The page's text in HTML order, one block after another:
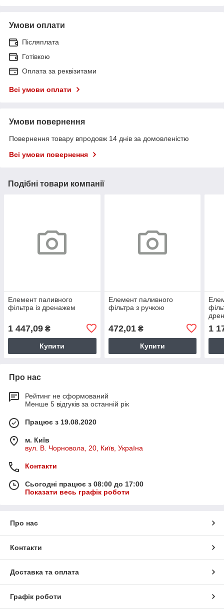
Умови оплати
Післяплата
Готівкою
Оплата за реквізитами
Всі умови оплати
Умови повернення
Повернення товару впродовж 14 днів за домовленістю
Всі умови повернення
Подібні товари компанії
Елемент паливного
фільтра із дренажем
1 447,09 ₴
Купити
Елемент паливного
фільтра з ручкою
472,01₴
Купити
1
Про нас
Рейтинг не сформований
Менше 5 відгуків за останній рік
Працює з 19.08.2020
м. Київ
вул. В. Чорновола, 20, Київ, Україна
Контакти
Сьогодні працює з 08:00 до 17:00
Показати весь графік роботи
Про нас
Контакти
Доставка та оплата
Графік роботи